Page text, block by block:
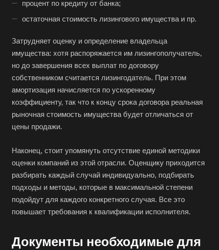
процент по кредиту от банка;
остаточная стоимость лизингового имущества и пр.
Затрудняет оценку и определение владельца
имущества: хотя распоряжается им лизингополучатель,
но до завершения всех выплат по договору
собственником считается лизингодатель. При этом
амортизация начисляется по ускоренному
коэффициенту, так что к концу срока договора реальная
рыночная стоимость имущества будет отличаться от
цены продажи.
Наконец, стоит упомянуть отсутствие единой методики
оценки компаний из этой отрасли. Оценщику приходится
разбирать каждый случай индивидуально, подбирать
подходы и методы, которые в максимальной степени
подойдут для каждого конкретного случая. Все это
повышает требования к квалификации исполнителя.
Документы необходимые для
Абакан
Абдулино
Абинск
Азов
Аксай
Альметьевск
Анапа
Ангарск
Анжеро-Судженск
Апатиты
Апрелевка
Арзамас
Асбест